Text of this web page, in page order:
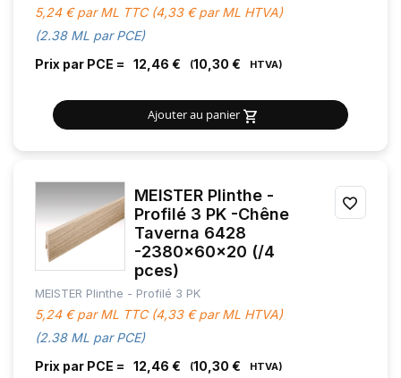
5,24 € par ML TTC (4,33 € par ML HTVA)
(2.38 ML par PCE)
Prix par PCE =
12,46 € 10,30 €
Ajouter au panier
MEISTER Plinthe -
Profilé 3 PK -Chêne
Taverna 6428
-2380x60x20 (/4
pces)
MEISTER Plinthe - Profilé 3 PK
5,24 € par ML TTC (4,33 € par ML HTVA)
(2.38 ML par PCE)
Prix par PCE =
12,46 € 10,30 €